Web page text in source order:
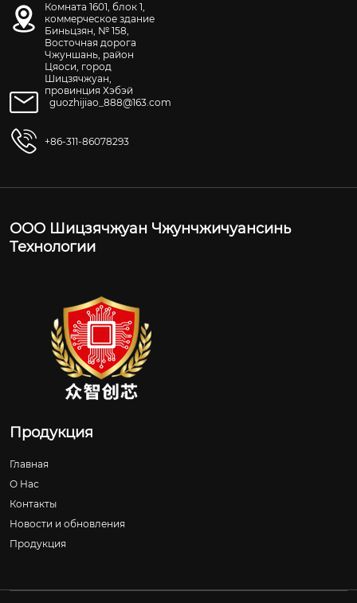
Комната 1601, блок 1,
коммерческое здание
Биньцзян, № 158,
Восточная дорога
Чжуншань, район
Цяоси, город
Шицзячжуан,
провинция Хэбэй
guozhijiao_888@163.com
+86-311-86078293
ООО Шицзячжуан Чжунчжичуансинь
Технологии
Продукция
Главная
О Нас
Контакты
Новости и обновления
Продукция